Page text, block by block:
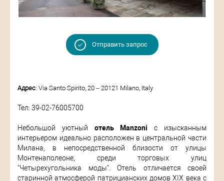
Отправить запрос
Адрес: Via Santo Spirito, 20 – 20121 Milano, Italy
Тел: 39-02-76005700
Небольшой уютный отель Manzoni с изысканным
интерьером идеально расположен в центральной части
Милана, в непосредственной близости от улицы
Монтенаполеоне, среди торговых улиц
"Четырехугольника моды". Отель отличается своей
старинной атмосферой патрицианских домов XIX века с